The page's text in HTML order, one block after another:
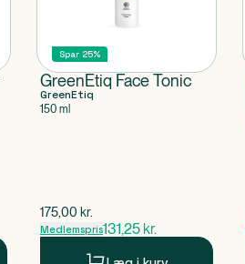
Spar 25%
GreenEtiq Face Tonic
GreenEtiq
150 ml
$gammel pris
175,00 kr.
Medlemspris131,25 kr.